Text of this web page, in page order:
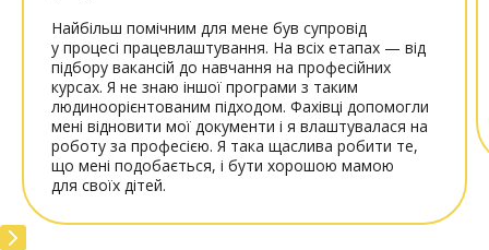
Найбільш помічним для мене був супровід
у процесі працевлаштування. На всіх етапах — від
підбору вакансій до навчання на професійних
курсах. Я не знаю іншої програми з таким
людиноорієнтованим підходом. Фахівці допомогли
мені відновити мої документи і я влаштувалася на
роботу за професією. Я така щаслива робити те,
що мені подобається, і бути хорошою мамою
для своїх дітей.